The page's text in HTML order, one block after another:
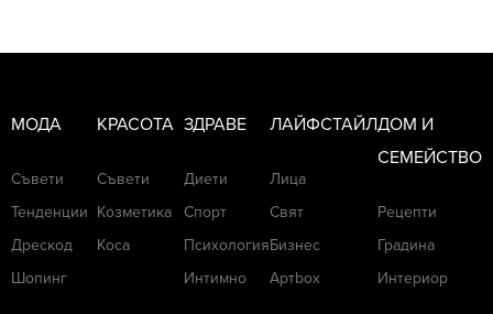
МОДА
Съвети
Тенденции
Дрескод
Шопинг
КРАСОТА
Съвети
Козметика
Коса
ЗДРАВЕ
Диети
Спорт
Психология
Интимно
ЛАЙФСТАЙЛ
Лица
Свят
Бизнес
Артbox
ДОМ И
СЕМЕЙСТВО
Рецепти
Градина
Интериор